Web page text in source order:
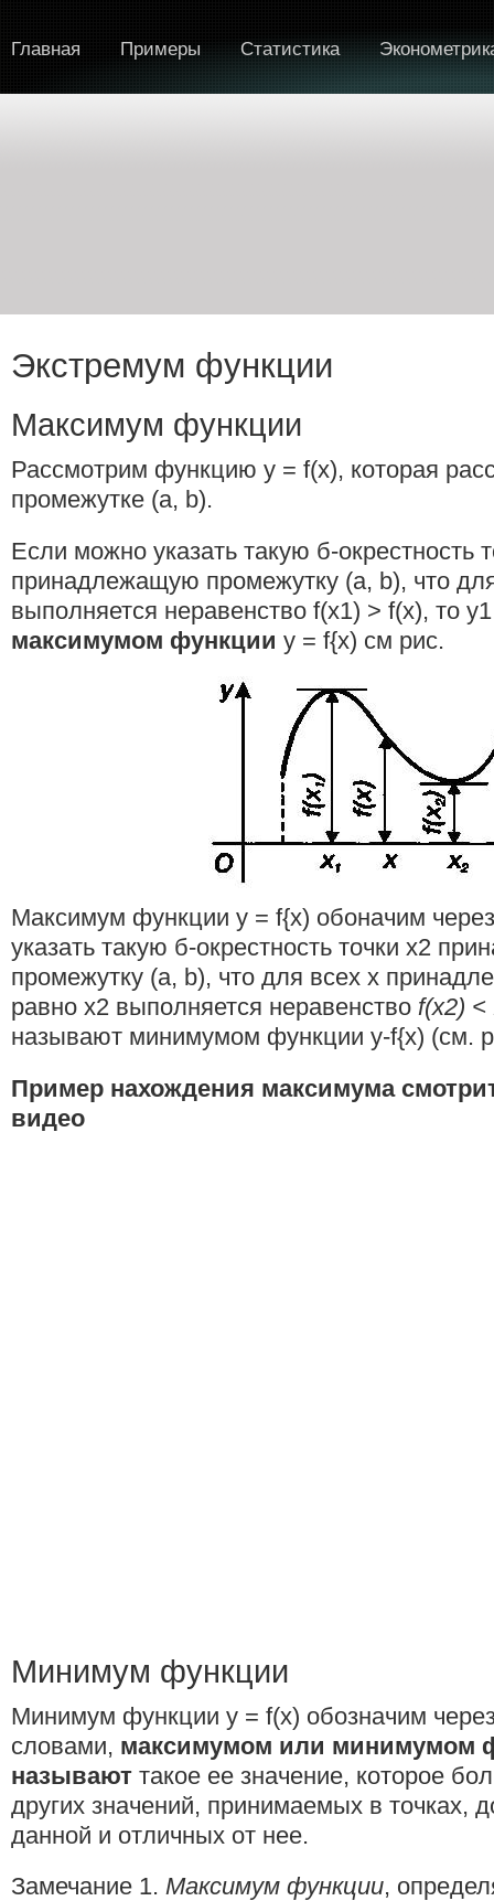
Главная Примеры Статистика
Экстремум функции
Максимум функции
Рассмотрим функцию y = f(x), которая
промежутке (а, b).
Если можно указать такую б-окрестность
принадлежащую промежутку (а, b), что
выполняется неравенство f(x1) > f(x), то
максимумом функции y = f{x) см рис.
Максимум функции y = f{x) обоначим
указать такую б-окрестность точки х2
промежутку (а, b), что для всех х
равно х2 выполняется неравенство f(x2) <
называют минимумом функции y-f{x) (см.
Пример нахождения максимума
видео
Минимум функции
Минимум функции у = f(x) обозначим
словами, максимумом или минимумом
называют такое ее значение, которое
других значений, принимаемых в точках,
данной и отличных от нее.
Замечание 1. Максимум функции,